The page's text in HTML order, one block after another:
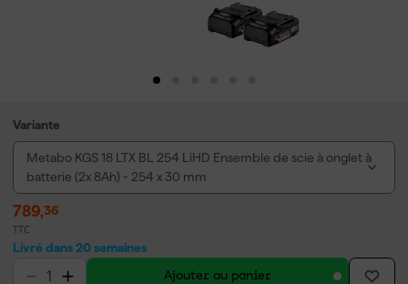
Variante
Metabo KGS 18 LTX BL 254 LiHD Ensemble de scie à onglet à
batterie (2x 8Ah) - 254 x 30 mm
789,36
TTC
Livré dans 20 semaines
Ajouter au panier